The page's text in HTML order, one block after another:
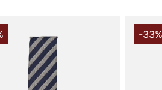
-33%